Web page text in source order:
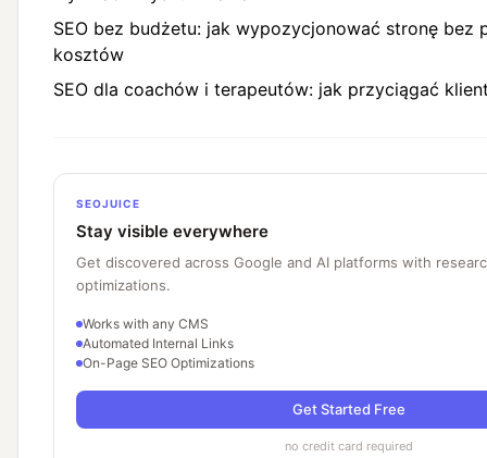
SEO bez budżetu: jak wypozycjonować stronę bez
kosztów
SEO dla coachów i terapeutów: jak przyciągać
SEOJUICE
Stay visible everywhere
Get discovered across Google and AI platforms with
optimizations.
Works with any CMS
Automated Internal Links
On-Page SEO Optimizations
Get Started Free
no credit card required